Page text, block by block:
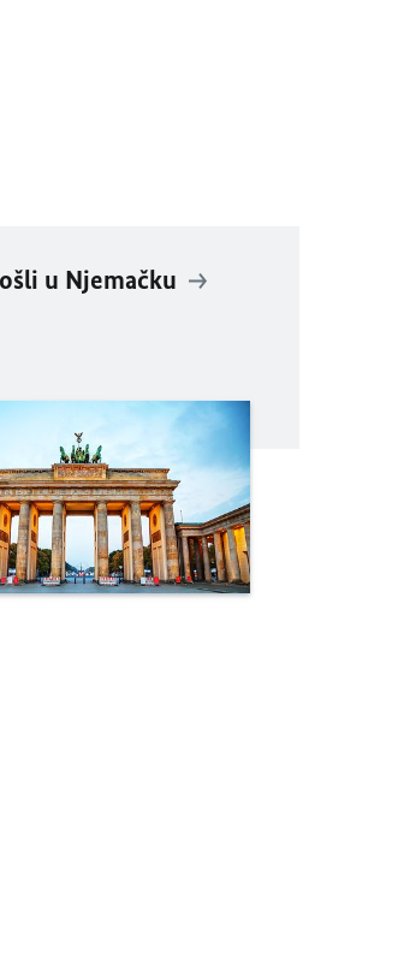
u Njemačku